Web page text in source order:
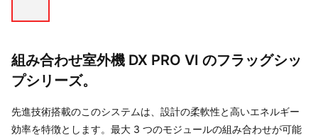
組み合わせ室外機 DX PRO VI のフラッグシッ
プシリーズ。
先進技術搭載のこのシステムは、設計の柔軟性と高いエネルギー
効率を特徴とします。最大 3 つのモジュールの組み合わせが可能